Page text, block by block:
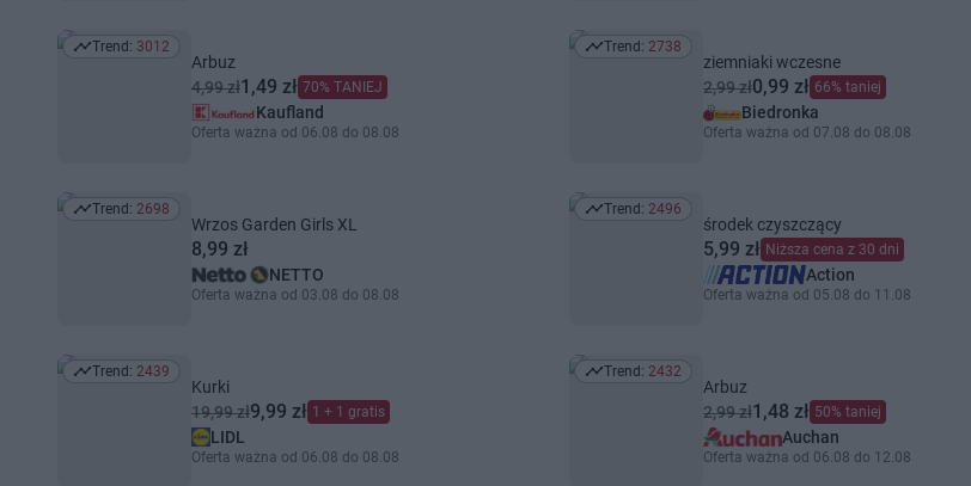
Trend: 3012
Trend: 3012
Arbuz
4,99 zł1,49 zł 70% TANIEJ
Kaufland
Oferta ważna od 06.08 do 08.08
Trend: 2738
Trend: 2738
ziemniaki wczesne
2,99 zł0,99 zł 66% taniej
Biedronka
Oferta ważna od 07.08 do 08.08
Trend: 2698
Trend: 2698
Wrzos Garden Girls XL
8,99 zł
NETTO
Oferta ważna od 03.08 do 08.08
Trend: 2496
Trend: 2496
środek czyszczący
5,99 zł Niższa cena z 30 dni
Action
Oferta ważna od 05.08 do 11.08
Trend: 2439
Trend: 2439
Kurki
19,99 zł9,99 zł 1 + 1 gratis
LIDL
Oferta ważna od 06.08 do 08.08
Trend: 2432
Trend: 2432
Arbuz
2,99 zł1,48 zł 50% taniej
Auchan
Oferta ważna od 06.08 do 12.08